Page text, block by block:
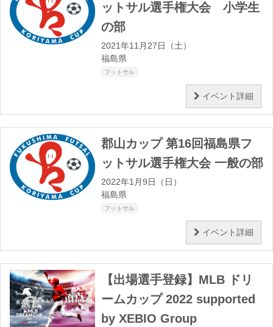
ットサル選手権大会 小学生
の部
2021年11月27日（土）
福島県
フットサル
イベント詳細
郡山カップ 第16回福島県フ
ットサル選手権大会 一般の部
2022年1月9日（日）
福島県
フットサル
イベント詳細
【出場選手登録】MLB ドリ
ームカップ 2022 supported
by XEBIO Group